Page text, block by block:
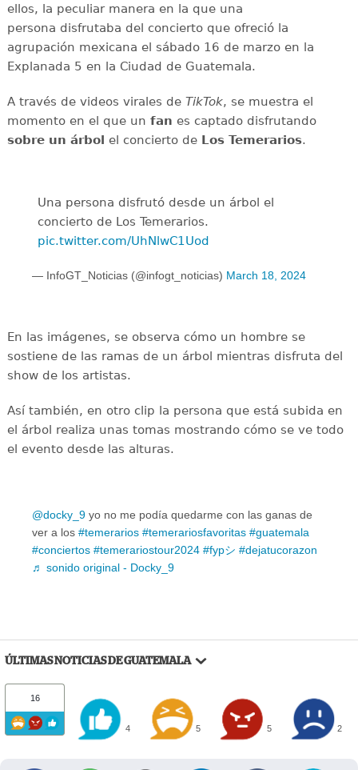
ellos, la peculiar manera en la que una
persona disfrutaba del concierto que ofreció la
agrupación mexicana el sábado 16 de marzo en la
Explanada 5 en la Ciudad de Guatemala.
A través de videos virales de TikTok, se muestra el
momento en el que un fan es captado disfrutando
sobre un árbol el concierto de Los Temerarios.
Una persona disfrutó desde un árbol el
concierto de Los Temerarios.
pic.twitter.com/UhNlwC1Uod
— InfoGT_Noticias (@infogt_noticias) March 18, 2024
En las imágenes, se observa cómo un hombre se
sostiene de las ramas de un árbol mientras disfruta del
show de los artistas.
Así también, en otro clip la persona que está subida en
el árbol realiza unas tomas mostrando cómo se ve todo
el evento desde las alturas.
@docky_9 yo no me podía quedarme con las ganas de
ver a los #temerarios #temerariosfavoritas #guatemala
#conciertos #temerariostour2024 #fypシ #dejatucorazon
♬ sonido original - Docky_9
ÚLTIMAS NOTICIAS DE GUATEMALA
16
4 5 5 2